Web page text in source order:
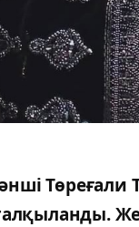
Төреғали